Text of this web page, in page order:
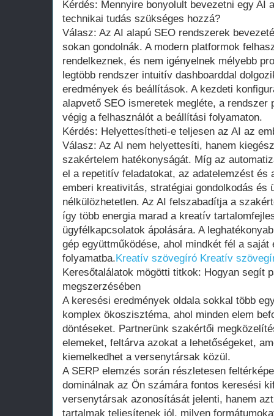
Kérdés: Mennyire bonyolult bevezetni egy AI
technikai tudás szükséges hozzá?
Válasz: Az AI alapú SEO rendszerek
sokan gondolnák. A modern platformok
rendelkeznek, és nem igényelnek mélyebb
legtöbb rendszer intuitív dashboarddal
eredmények és beállítások. A kezdeti
alapvető SEO ismeretek megléte, a rendszer
végig a felhasználót a beállítási folyamaton.
Kérdés: Helyettesítheti-e teljesen az AI az
Válasz: Az AI nem helyettesíti, hanem
szakértelem hatékonyságát. Míg az
el a repetitív feladatokat, az adatelemzést és
emberi kreativitás, stratégiai gondolkodás és
nélkülözhetetlen. Az AI felszabadítja a
így több energia marad a kreatív
ügyfélkapcsolatok ápolására. A
gép együttműködése, ahol mindkét fél a saját
folyamatba.Kreatív szövegíró Kreatív
Keresőtalálatok mögötti titkok: Hogyan segít
megszerzésében
A keresési eredmények oldala sokkal több
komplex ökoszisztéma, ahol minden elem
döntéseket. Partnerünk szakértői
elemeket, feltárva azokat a lehetőségeket,
kiemelkedhet a versenytársak közül.
A SERP elemzés során részletesen
dominálnak az Ön számára fontos keresési
versenytársak azonosítását jelenti, hanem
tartalmak teljesítenek jól, milyen